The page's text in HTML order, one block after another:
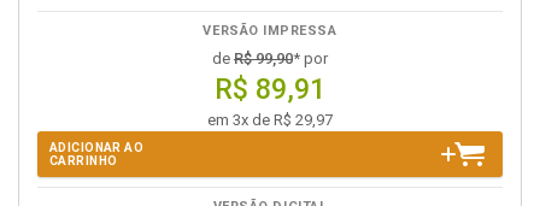
VERSÃO IMPRESSA
de R$ 99,90* por
R$ 89,91
em 3x de R$ 29,97
ADICIONAR AO
CARRINHO